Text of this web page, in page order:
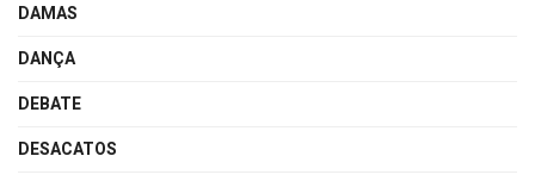
DAMAS
DANÇA
DEBATE
DESACATOS